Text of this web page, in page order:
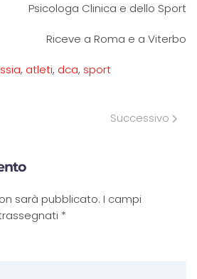
Psicologa Clinica e dello Sport
Riceve a Roma e a Viterbo
, atleti, dca, sport
Successivo
sarà pubblicato. I campi
*